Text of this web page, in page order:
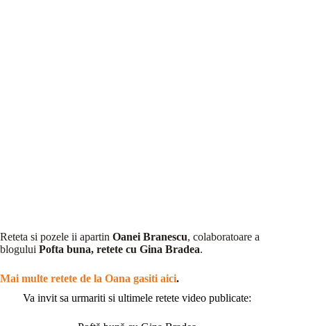
Reteta si pozele ii apartin Oanei Branescu, colaboratoare a
blogului Pofta buna, retete cu Gina Bradea.
Mai multe retete de la Oana gasiti aici.
Va invit sa urmariti si ultimele retete video publicate: